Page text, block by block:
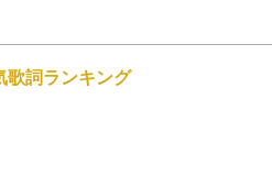
詞ランキング